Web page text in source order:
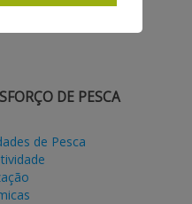
DE PESCA
de Pesca